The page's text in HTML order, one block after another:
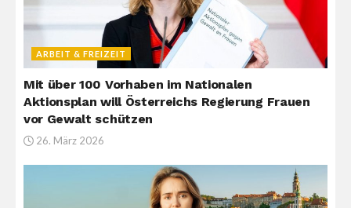
ARBEIT & FREIZEIT
Mit über 100 Vorhaben im Nationalen
Aktionsplan will Österreichs Regierung Frauen
vor Gewalt schützen
26. März 2026